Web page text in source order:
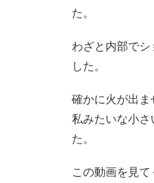
た。
わざと内部で
した。
確かに火が出ま
私みたいな小さ
た。
この動画を見て